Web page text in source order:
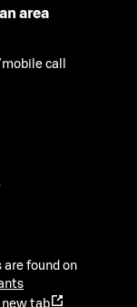
area
call
found on
new tab